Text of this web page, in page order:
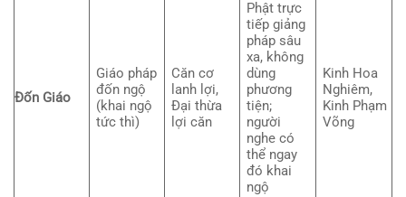
Đốn Giáo
Giáo pháp
đốn ngộ
(khai ngộ
tức thì)
Căn cơ
lanh lợi,
Đại thừa
lợi căn
Phật trực
tiếp giảng
pháp sâu
xa, không
dùng
phương
tiện;
người
nghe có
thể ngay
đó khai
ngộ
Kinh Hoa
Nghiêm,
Kinh Phạm
Võng